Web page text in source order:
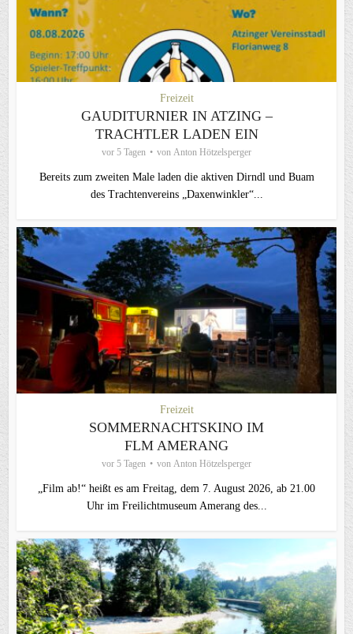
Freizeit
GAUDITURNIER IN ATZING –
TRACHTLER LADEN EIN
vor 5 Tagen von Anton Hötzelsperger
Bereits zum zweiten Male laden die aktiven Dirndl und Buam
des Trachtenvereins „Daxenwinkler“...
Freizeit
SOMMERNACHTSKINO IM
FLM AMERANG
vor 5 Tagen von Anton Hötzelsperger
„Film ab!“ heißt es am Freitag, dem 7. August 2026, ab 21.00
Uhr im Freilichtmuseum Amerang des...